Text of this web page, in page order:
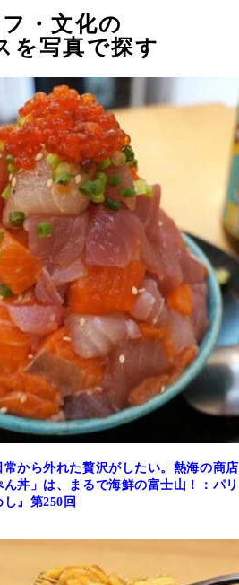
・文化の
を写真で探す
常から外れた贅沢がしたい。熱海の商店
丼」は、まるで海鮮の富士山！：パリ
』第250回